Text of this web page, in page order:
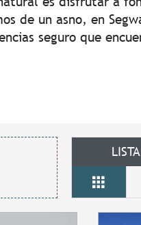
de un asno, en
seguro que
LISTA